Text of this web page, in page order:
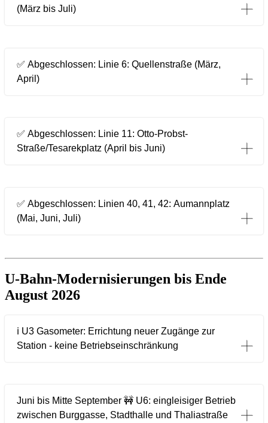
(März bis Juli)
✅ Abgeschlossen: Linie 6: Quellenstraße (März,
April)
✅ Abgeschlossen: Linie 11: Otto-Probst-
Straße/Tesarekplatz (April bis Juni)
✅ Abgeschlossen: Linien 40, 41, 42: Aumannplatz
(Mai, Juni, Juli)
U-Bahn-Modernisierungen bis Ende
August 2026
ℹ️ U3 Gasometer: Errichtung neuer Zugänge zur
Station - keine Betriebseinschränkung
Juni bis Mitte September 🚧 U6: eingleisiger Betrieb
zwischen Burggasse, Stadthalle und Thaliastraße